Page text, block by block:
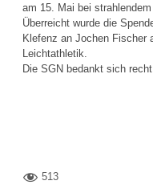
am 15. Mai bei
Überreicht wurde die
Klefenz an Jochen Fischer
Leichtathletik.
Die SGN bedankt sich
513